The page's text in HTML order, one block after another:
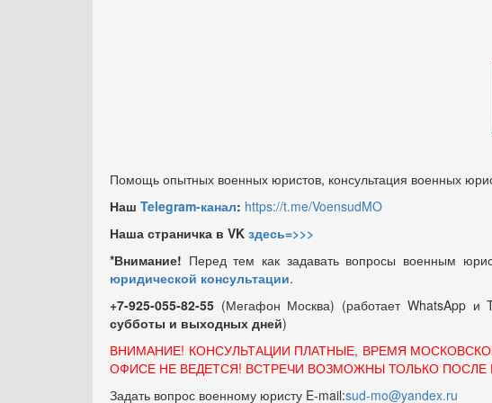
Помощь опытных военных юристов, консультация военных
Наш Telegram-канал: https://t.me/VoensudMO
Наша страничка в VK здесь=>>>
*Внимание! Перед тем как задавать вопросы военным
юридической консультации.
+7-925-055-82-55 (Мегафон Москва) (работает WhatsApp и
субботы и выходных дней)
ВНИМАНИЕ! КОНСУЛЬТАЦИИ ПЛАТНЫЕ, ВРЕМЯ
ОФИСЕ НЕ ВЕДЕТСЯ! ВСТРЕЧИ ВОЗМОЖНЫ ТОЛЬКО
Задать вопрос военному юристу E-mail:sud-mo@yandex.ru